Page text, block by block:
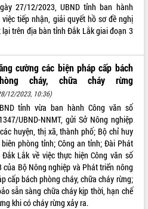
27/12/2023, UBND tỉnh ban hành
tiếp nhận, giải quyết hồ sơ đề nghị
trên địa bàn tỉnh Ðắk Lắk giai đoạn 3
cường các biện pháp cấp bách
cháy, chữa cháy rừng
12/2023, 10:36)
tỉnh vừa ban hành Công văn số
UBND-NNMT, gửi Sở Nông nghiệp
huyện, thị xã, thành phố; Bộ chỉ huy
phòng tỉnh; Công an tỉnh; Đài Phát
Lắk về việc thực hiện Công văn số
Bộ Nông nghiệp và Phát triển nông
cấp bách phòng cháy, chữa cháy rừng;
sẵn sàng chữa cháy kịp thời, hạn chế
khi có cháy rừng xảy ra.